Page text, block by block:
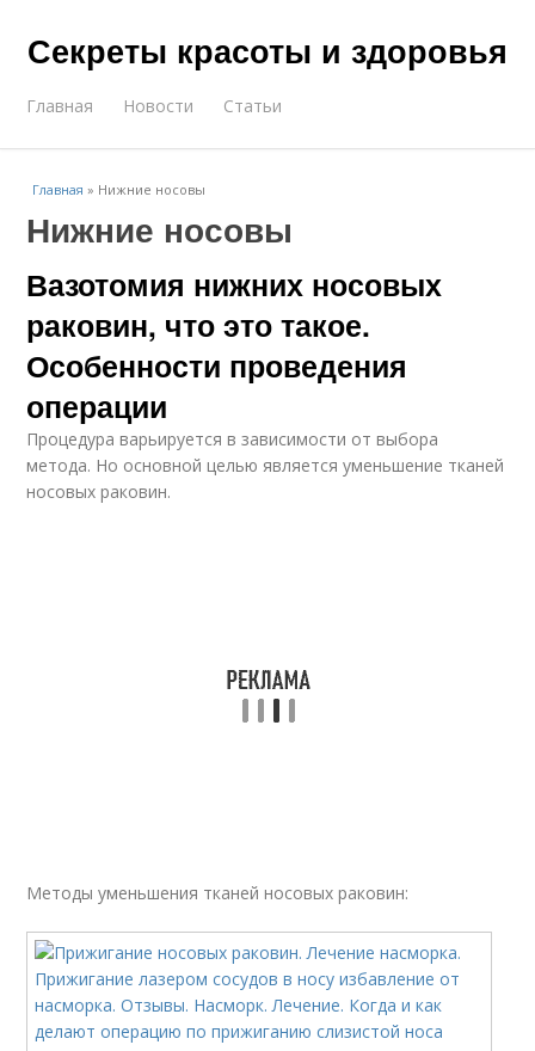
Секреты красоты и здоровья
Главная Новости Статьи
Главная » Нижние носовы
Нижние носовы
Вазотомия нижних носовых
раковин, что это такое.
Особенности проведения
операции
Процедура варьируется в зависимости от выбора
метода. Но основной целью является уменьшение тканей
носовых раковин.
Методы уменьшения тканей носовых раковин: